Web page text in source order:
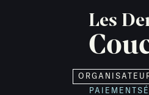
Les
PAIEMENT